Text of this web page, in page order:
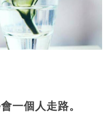
一個人走路。